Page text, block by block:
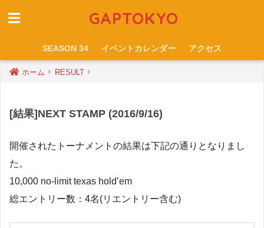
GAPTOKYO
SEASON 34 イベントカレンダー アクセス
ホーム RESULT
[結果]NEXT STAMP (2016/9/16)
開催されたトーナメントの結果は下記の通りとなりまし
た。
10,000 no-limit texas hold’em
総エントリー数：4名(リエントリー含む)